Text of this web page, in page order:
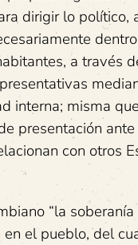
dirigir lo político,
a través
interna; misma
presentación
con otros
“la
el pueblo, del